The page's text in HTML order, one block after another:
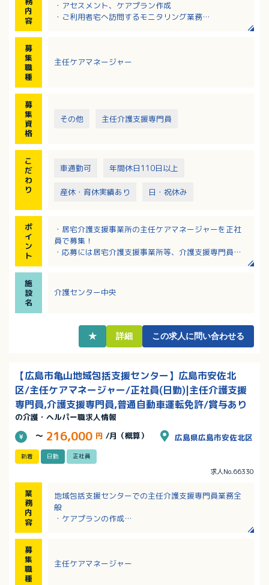
内
容
・アセスメント、ケアプラン作成
・ご利用者宅へ訪問するモニタリング業務
ずつ改善できるようなケアプランを作成し、チームケ
募
集
職
種
主任ケアマネージャー
募
集
資
格
その他 主任介護支援専門員
こ
だ
わ
り
車通勤可 年間休日110日以上
産休・育休実績あり 日・祝休み
ポ
イ
ン
ト
・居宅介護支援事業所の主任ケアマネージャーを正社
員で募集！
・応募には居宅介護支援事業所等、介護支援専門員と
層別研修があり、安心！
施
設
名
介護センター中央
★ 詳細 この求人に問い合わせる
【広島市亀山地域包括支援センター】広島市安佐北
区/主任ケアマネージャー/正社員(日勤)|主任介護支援
専門員,介護支援専門員,普通自動車運転免許/賞与あり
の介護・ヘルパー職求人情報
～ 216,000 円 /月（概算） 広島県広島市安佐北区
新着 日勤 正社員
求人No.66330
業
務
内
容
地域包括支援センターでの主任介護支援専門員業務全
般
・ケアプランの作成
・地域の諸団体とのネットワークづくり
募
集
職
種
主任ケアマネージャー